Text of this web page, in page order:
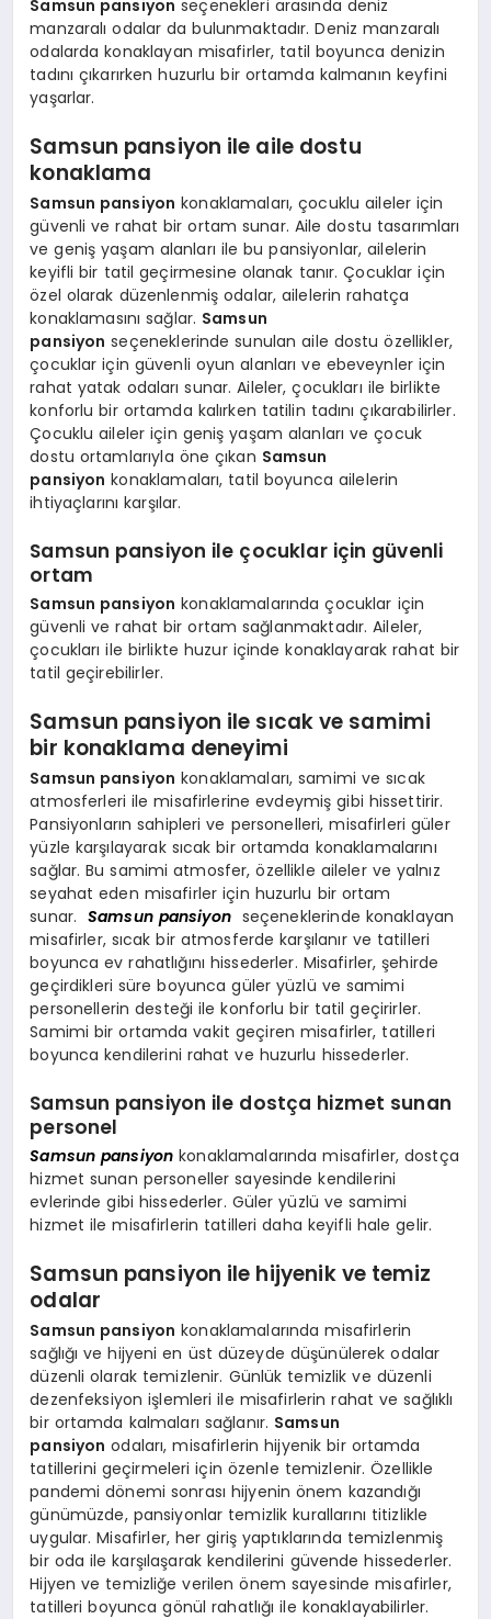
Samsun pansiyon seçenekleri arasında deniz
manzaralı odalar da bulunmaktadır. Deniz manzaralı
odalarda konaklayan misafirler, tatil boyunca denizin
tadını çıkarırken huzurlu bir ortamda kalmanın keyfini
yaşarlar.
Samsun pansiyon ile aile dostu
konaklama
Samsun pansiyon konaklamaları, çocuklu aileler için
güvenli ve rahat bir ortam sunar. Aile dostu tasarımları
ve geniş yaşam alanları ile bu pansiyonlar, ailelerin
keyifli bir tatil geçirmesine olanak tanır. Çocuklar için
özel olarak düzenlenmiş odalar, ailelerin rahatça
konaklamasını sağlar. Samsun
pansiyon seçeneklerinde sunulan aile dostu özellikler,
çocuklar için güvenli oyun alanları ve ebeveynler için
rahat yatak odaları sunar. Aileler, çocukları ile birlikte
konforlu bir ortamda kalırken tatilin tadını çıkarabilirler.
Çocuklu aileler için geniş yaşam alanları ve çocuk
dostu ortamlarıyla öne çıkan Samsun
pansiyon konaklamaları, tatil boyunca ailelerin
ihtiyaçlarını karşılar.
Samsun pansiyon ile çocuklar için güvenli
ortam
Samsun pansiyon konaklamalarında çocuklar için
güvenli ve rahat bir ortam sağlanmaktadır. Aileler,
çocukları ile birlikte huzur içinde konaklayarak rahat bir
tatil geçirebilirler.
Samsun pansiyon ile sıcak ve samimi
bir konaklama deneyimi
Samsun pansiyon konaklamaları, samimi ve sıcak
atmosferleri ile misafirlerine evdeymiş gibi hissettirir.
Pansiyonların sahipleri ve personelleri, misafirleri güler
yüzle karşılayarak sıcak bir ortamda konaklamalarını
sağlar. Bu samimi atmosfer, özellikle aileler ve yalnız
seyahat eden misafirler için huzurlu bir ortam
sunar. Samsun pansiyonseçeneklerinde konaklayan
misafirler, sıcak bir atmosferde karşılanır ve tatilleri
boyunca ev rahatlığını hissederler. Misafirler, şehirde
geçirdikleri süre boyunca güler yüzlü ve samimi
personellerin desteği ile konforlu bir tatil geçirirler.
Samimi bir ortamda vakit geçiren misafirler, tatilleri
boyunca kendilerini rahat ve huzurlu hissederler.
Samsun pansiyon ile dostça hizmet sunan
personel
Samsun pansiyon konaklamalarında misafirler, dostça
hizmet sunan personeller sayesinde kendilerini
evlerinde gibi hissederler. Güler yüzlü ve samimi
hizmet ile misafirlerin tatilleri daha keyifli hale gelir.
Samsun pansiyon ile hijyenik ve temiz
odalar
Samsun pansiyon konaklamalarında misafirlerin
sağlığı ve hijyeni en üst düzeyde düşünülerek odalar
düzenli olarak temizlenir. Günlük temizlik ve düzenli
dezenfeksiyon işlemleri ile misafirlerin rahat ve sağlıklı
bir ortamda kalmaları sağlanır. Samsun
pansiyon odaları, misafirlerin hijyenik bir ortamda
tatillerini geçirmeleri için özenle temizlenir. Özellikle
pandemi dönemi sonrası hijyenin önem kazandığı
günümüzde, pansiyonlar temizlik kurallarını titizlikle
uygular. Misafirler, her giriş yaptıklarında temizlenmiş
bir oda ile karşılaşarak kendilerini güvende hissederler.
Hijyen ve temizliğe verilen önem sayesinde misafirler,
tatilleri boyunca gönül rahatlığı ile konaklayabilirler.